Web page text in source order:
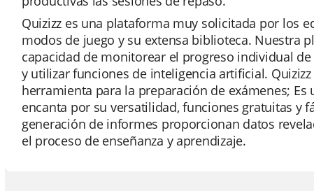
Quizizz es una plataforma muy solicitada por los
modos de juego y su extensa biblioteca. Nuestra
capacidad de monitorear el progreso individual
y utilizar funciones de inteligencia artificial.
herramienta para la preparación de exámenes;
encanta por su versatilidad, funciones gratuitas y
generación de informes proporcionan datos
el proceso de enseñanza y aprendizaje.